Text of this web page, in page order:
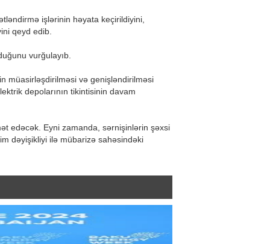
işlərinin həyata keçirildiyini,
qeyd edib.
vurğulayıb.
müasirləşdirilməsi və genişləndirilməsi
depolarının tikintisinin davam
edəcək. Eyni zamanda, sərnişinlərin şəxsi
dəyişikliyi ilə mübarizə sahəsindəki